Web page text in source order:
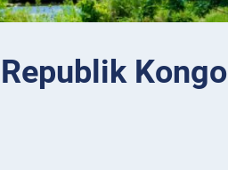
Kongo